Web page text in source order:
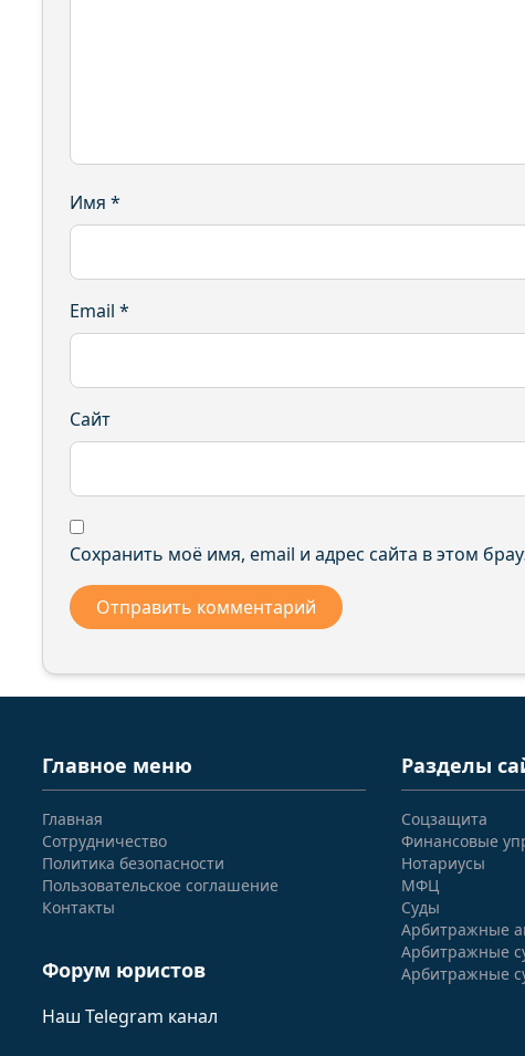
Имя *
Email *
Сайт
Сохранить моё имя, email и адрес сайта в этом
Главное меню
Главная
Сотрудничество
Политика безопасности
Пользовательское соглашение
Контакты
Форум юристов
Наш Telegram канал
Разделы
Соцзащита
Финансовые
Нотариусы
МФЦ
Суды
Арбитражные
Арбитражные
Арбитражные